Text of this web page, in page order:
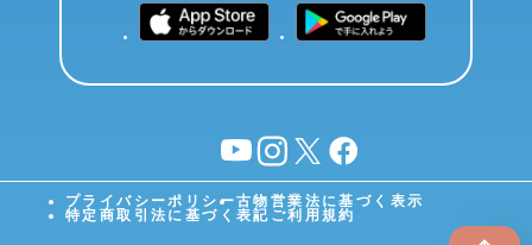
YouTubeinstagram
X facebook
プライバシーポリシー古物営業法に基づく表示
特定商取引法に基づく表記 ご利用規約